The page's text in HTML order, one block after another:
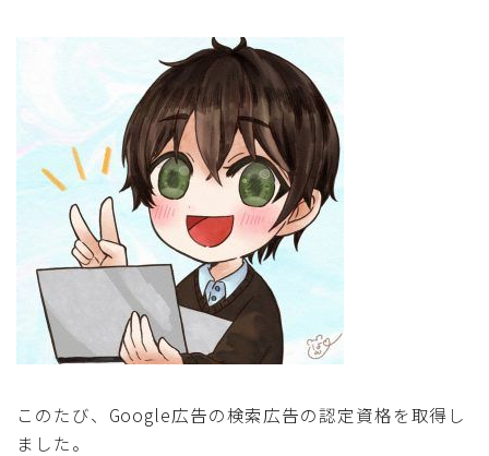
このたび、Google広告の検索広告の認定資格を取得し
ました。